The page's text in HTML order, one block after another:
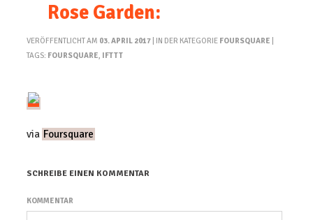
Rose Garden:
VERÖFFENTLICHT AM 03. APRIL 2017 | IN DER KATEGORIE FOURSQUARE
TAGS: FOURSQUARE, IFTTT
via Foursquare
SCHREIBE EINEN KOMMENTAR
KOMMENTAR